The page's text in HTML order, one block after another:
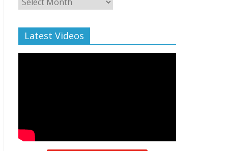
Archive
Latest Videos